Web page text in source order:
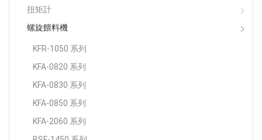
扭矩計
螺旋餵料機
KFR-1050 系列
KFA-0820 系列
KFA-0830 系列
KFA-0850 系列
KFA-2060 系列